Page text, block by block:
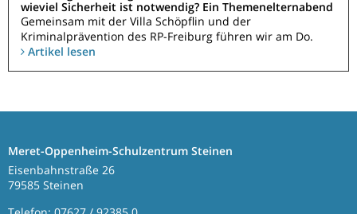
wieviel Sicherheit ist notwendig? Ein Themenelternabend
Gemeinsam mit der Villa Schöpflin und der
Kriminalprävention des RP-Freiburg führen wir am Do.
Artikel lesen
Meret-Oppenheim-Schulzentrum Steinen
Eisenbahnstraße 26
79585 Steinen